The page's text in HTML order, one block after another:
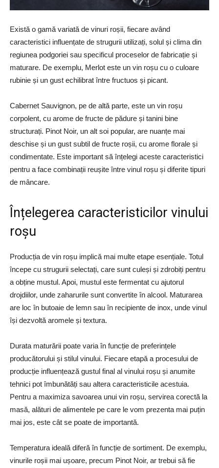
Există o gamă variată de vinuri roșii, fiecare având
caracteristici influențate de strugurii utilizați, solul și clima din
regiunea podgoriei sau specificul proceselor de fabricație și
maturare. De exemplu, Merlot este un vin roșu cu o culoare
rubinie și un gust echilibrat între fructuos și picant.
Cabernet Sauvignon, pe de altă parte, este un vin roșu
corpolent, cu arome de fructe de pădure și tanini bine
structurați. Pinot Noir, un alt soi popular, are nuanțe mai
deschise și un gust subtil de fructe roșii, cu arome florale și
condimentate. Este important să înțelegi aceste caracteristici
pentru a face combinații reușite între vinul roșu și diferite tipuri
de mâncare.
Înțelegerea caracteristicilor vinului
roșu
Producția de vin roșu implică mai multe etape esențiale. Totul
începe cu strugurii selectați, care sunt culeși și zdrobiți pentru
a obține mustul. Apoi, mustul este fermentat cu ajutorul
drojdiilor, unde zaharurile sunt convertite în alcool. Maturarea
are loc în butoaie de lemn sau în recipiente de inox, unde vinul
își dezvoltă aromele și textura.
Durata maturării poate varia în funcție de preferințele
producătorului și stilul vinului. Fiecare etapă a procesului de
producție influențează gustul final al vinului roșu și anumite
tehnici pot îmbunătăți sau altera caracteristicile acestuia.
Pentru a maximiza savoarea unui vin roșu, servirea corectă la
masă, alături de alimentele pe care le vom prezenta mai puțin
mai jos, este cât se poate de importantă.
Temperatura ideală diferă în funcție de sortiment. De exemplu,
vinurile roșii mai ușoare, precum Pinot Noir, ar trebui să fie